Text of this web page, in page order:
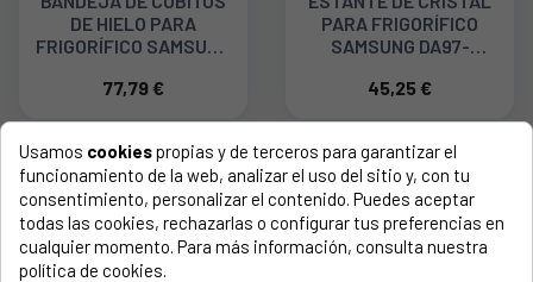
DE HIELO PARA
FRIGORÍFICO SAMSUNG
77,79 €
PARA FRIGORÍFICO
SAMSUNG DA97-
45,25 €
Usamos cookiespropias y de terceros para garantizar el
funcionamiento de la web, analizar el uso del sitio y, con tu
consentimiento, personalizar el contenido. Puedes aceptar
todas las cookies, rechazarlas o configurar tus preferencias en
cualquier momento. Para más información, consulta nuestra
política de cookies.